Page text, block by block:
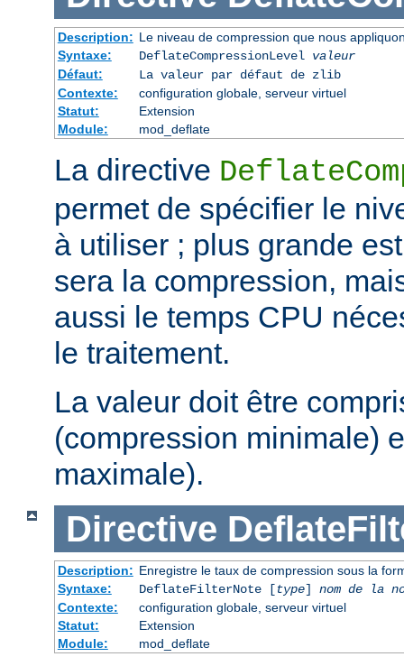
Description: Le niveau de compression que nous
Syntaxe:
DeflateCompressionLevel valeur
Défaut:
La valeur par défaut de zlib
Contexte:
configuration globale, serveur virtuel
Statut:
Extension
Module:
mod_deflate
La directive
permet de spécifier le
à utiliser ; plus grande
sera la compression,
aussi le temps CPU
le traitement.
La valeur doit être
(compression minimale)
maximale).
Directive
Description: Enregistre le taux de compression sous la
Syntaxe:
DeflateFilterNote [type] nom de la
Contexte:
configuration globale, serveur virtuel
Statut:
Extension
Module:
mod_deflate